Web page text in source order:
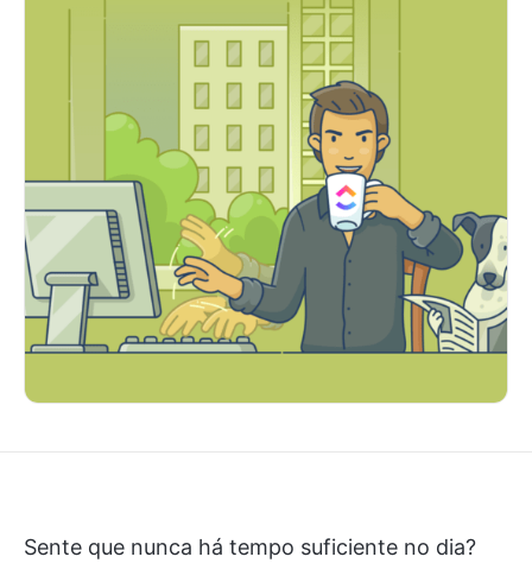
Sente que nunca há tempo suficiente no dia?